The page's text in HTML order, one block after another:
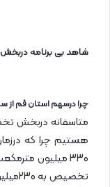
شاهد بی برنامه
چرا درسهم استان قم
متاسفانه دربخش
هستیم چرا که
330 میلیون